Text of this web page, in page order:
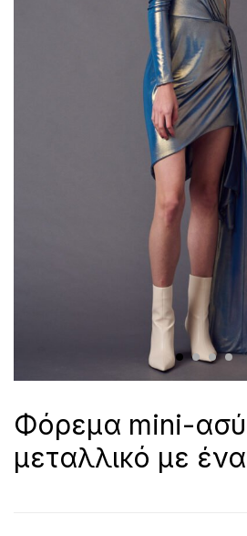
Φόρεμα mini-
μεταλλικό με